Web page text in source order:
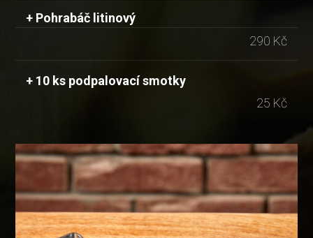
+ Pohrabáč litinový
290 Kč
+ 10 ks podpalovací smotky
25 Kč